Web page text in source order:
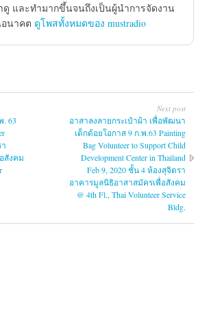
ดู และทำมากขึ้นจนถึงเป็นผู้นำการจัดงาน
อนาคต ดูโพสทั้งหมดของ mustradio
63
สังคม
Next post
อาสาลงลายกระเป๋าผ้า เพื่อพัฒนา
เด็กด้อยโอกาส 9 ก.พ.63 Painting
Bag Volunteer to Support Child
Development Center in Thailand
Feb 9, 2020 ชั้น 4 ห้องสุจิตรา
อาคารมูลนิธิอาสาสมัครเพื่อสังคม
@ 4th Fl., Thai Volunteer Service
Bldg.